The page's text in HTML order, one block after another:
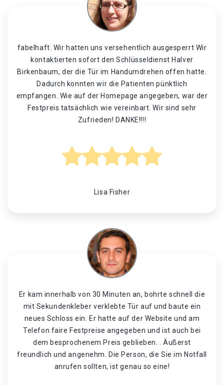
fabelhaft. Wir hatten uns versehentlich ausgesperrt Wir
kontaktierten sofort den Schlüsseldienst Halver
Birkenbaum, der die Tür im Handumdrehen offen hatte.
Dadurch konnten wir die Patienten pünktlich
empfangen. Wie auf der Homepage angegeben, war der
Festpreis tatsächlich wie vereinbart. Wir sind sehr
Zufrieden! DANKE!!!!
Lisa Fisher
Er kam innerhalb von 30 Minuten an, bohrte schnell die
mit Sekundenkleber verklebte Tür auf und baute ein
neues Schloss ein. Er hatte auf der Website und am
Telefon faire Festpreise angegeben und ist auch bei
dem besprochenem Preis geblieben. . Äußerst
freundlich und angenehm. Die Person, die Sie im Notfall
anrufen sollten, ist genau so eine!